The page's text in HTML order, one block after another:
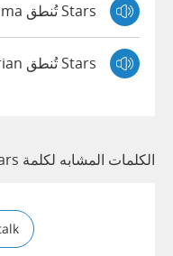
Stars تُنطق Emma
Stars تُنطق Brian
الكلمات المشابه لكلمة Stars